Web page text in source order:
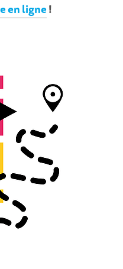
en ligne!